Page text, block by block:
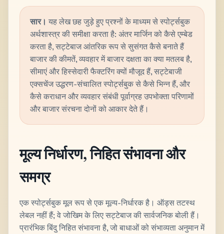
सार। यह लेख छह जुड़े हुए प्रश्नों के माध्यम से स्पोर्ट्सबुक
अर्थशास्त्र की समीक्षा करता है: अंतर मार्जिन को कैसे एम्बेड
करता है, सट्टेबाज आंतरिक रूप से सुसंगत कैसे बनाते हैं
बाजार की कीमतें, व्यवहार में बाजार दक्षता का क्या मतलब है,
सीमाएं और हिस्सेदारी फैक्टरिंग क्यों मौजूद हैं, सट्टेबाजी
एक्सचेंज उद्धरण-संचालित स्पोर्ट्सबुक से कैसे भिन्न हैं, और
कैसे कराधान और व्यवहार संबंधी पूर्वाग्रह उपभोक्ता परिणामों
और बाजार संरचना दोनों को आकार देते हैं।
मूल्य निर्धारण, निहित संभावना और
समग्र
एक स्पोर्ट्सबुक मूल रूप से एक मूल्य-निर्धारक है। ऑड्स तटस्थ
लेबल नहीं हैं; वे जोखिम के लिए सट्टेबाज की सार्वजनिक बोली हैं।
प्रारंभिक बिंदु निहित संभावना है, जो बाधाओं को संभाव्यता अनुमान में